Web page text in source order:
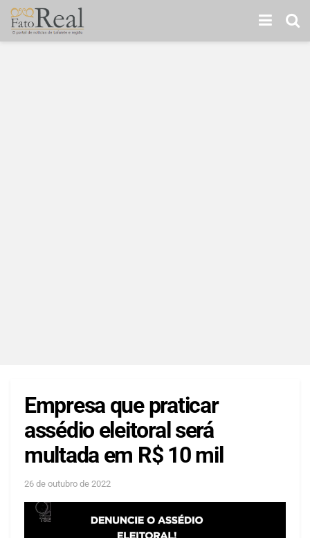
Empresa que praticar
assédio eleitoral será
multada em R$ 10 mil
26 de outubro de 2022